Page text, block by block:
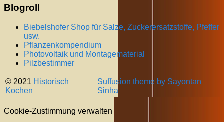
Blogroll
Biebelshofer Shop für Salze, Zuckerersatzstoffe, Pfeffer
usw.
Pflanzenkompendium
Photovoltaik und Montagematerial
Pilzbestimmer
© 2021 Historisch
Kochen
Suffusion theme by Sayontan
Sinha
Cookie-Zustimmung verwalten